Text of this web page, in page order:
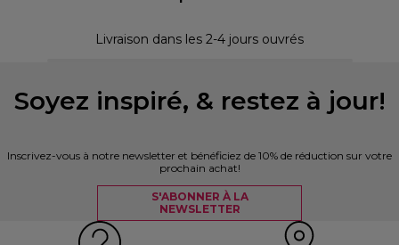
Livraison dans les 2-4 jours ouvrés
Soyez inspiré, & restez à jour!
Inscrivez-vous à notre newsletter et bénéficiez de 10% de réduction sur votre
prochain achat!
S'ABONNER À LA
NEWSLETTER